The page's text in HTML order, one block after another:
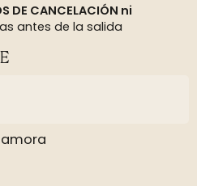
DE CANCELACIÓN ni
antes de la salida